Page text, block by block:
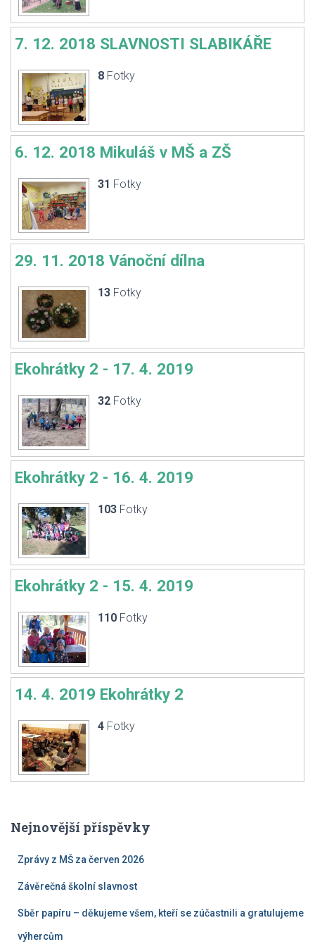
7. 12. 2018 SLAVNOSTI SLABIKÁŘE
8 Fotky
6. 12. 2018 Mikuláš v MŠ a ZŠ
31 Fotky
29. 11. 2018 Vánoční dílna
13 Fotky
Ekohrátky 2 - 17. 4. 2019
32 Fotky
Ekohrátky 2 - 16. 4. 2019
103 Fotky
Ekohrátky 2 - 15. 4. 2019
110 Fotky
14. 4. 2019 Ekohrátky 2
4 Fotky
Nejnovější příspěvky
Zprávy z MŠ za červen 2026
Závěrečná školní slavnost
Sběr papíru – děkujeme všem, kteří se zúčastnili a gratulujeme
výhercům